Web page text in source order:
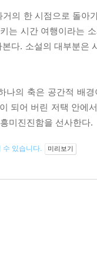
의 한 시점으로 돌아
는 시간 여행이라는
다. 소설의 대부분은
나의 축은 공간적 배
되어 버린 저택 안에
미진진함을 선사한다.
수 있습니다. 미리보기